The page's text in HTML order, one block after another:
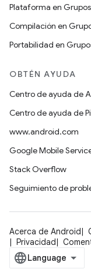
Plataforma en
Compilación en
Portabilidad en
OBTÉN AYUDA
Centro de ayuda de
Centro de ayuda de
www.android.com
Google Mobile
Stack Overflow
Seguimiento de
Acerca de Android
Privacidad